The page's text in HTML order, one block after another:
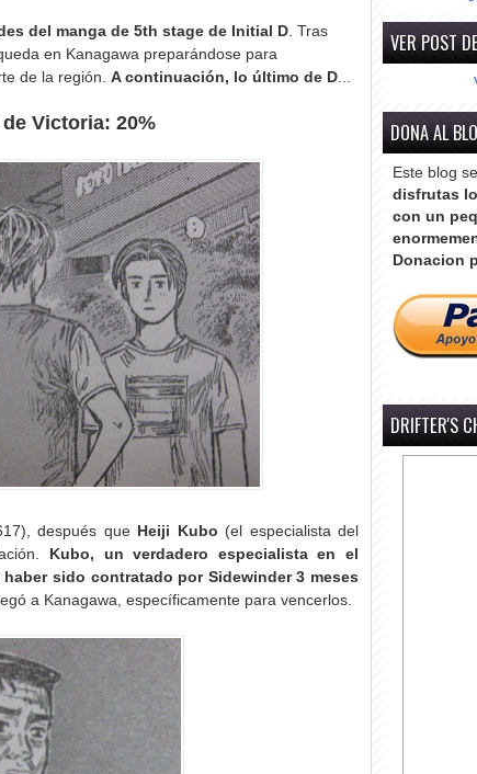
del manga de 5th stage de Initial D . Tras
en Kanagawa preparándose para
de la región. A continuación, lo último de D
Victoria: 20%
después que Heiji Kubo (el especialista del
Kubo, un verdadero especialista en el
sido contratado por Sidewinder 3 meses
a Kanagawa, específicamente para vencerlos.
VER POST
DONA AL
Este blog
disfrutas
con un
Donacion
DRIFTER'S